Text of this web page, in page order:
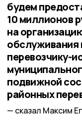
будем
10 миллионов
на
обслуживания
перевозчику-
подвижной
районных
сказал Максим